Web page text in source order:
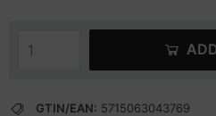
GTIN/EAN: 5715063043769